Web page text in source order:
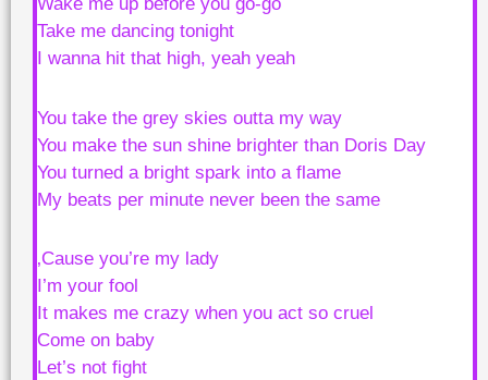
Take me dancing tonight
I wanna hit that high, yeah yeah
You take the grey skies outta my way
You make the sun shine brighter than Doris Day
You turned a bright spark into a flame
My beats per minute never been the same
‚Cause you’re my lady
I’m your fool
It makes me crazy when you act so cruel
Come on baby
Let’s not fight